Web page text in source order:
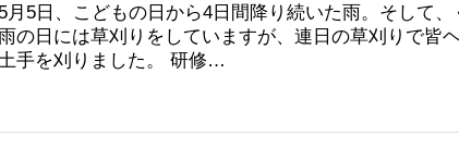
5月5日、こどもの日から4日間降り続いた雨。そして、
の日には草刈りをしていますが、連日の草刈りで皆
手を刈りました。 研修…